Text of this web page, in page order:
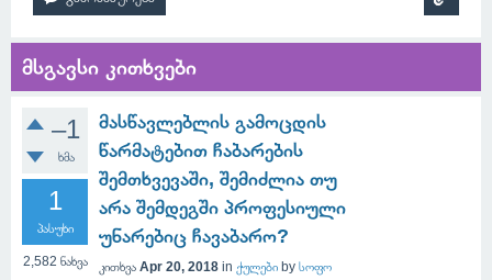
მსგავსი კითხვები
–1
ხმა
1
პასუხი
2,582 ნახვა
მასწავლებლის გამოცდის
წარმატებით ჩაბარების
შემთხვევაში, შემიძლია თუ
არა შემდეგში პროფესიული
უნარებიც ჩავაბარო?
კითხვა Apr 20, 2018 in ქულები by სოფო